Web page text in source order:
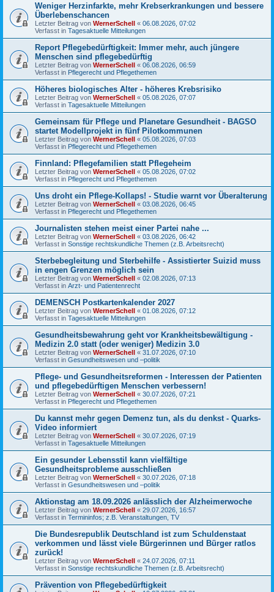
Weniger Herzinfarkte, mehr Krebserkrankungen und bessere
Überlebenschancen
Letzter Beitrag von WernerSchell « 06.08.2026, 07:02
Verfasst in Tagesaktuelle Mitteilungen
Report Pflegebedürftigkeit: Immer mehr, auch jüngere
Menschen sind pflegebedürftig
Letzter Beitrag von WernerSchell « 06.08.2026, 06:59
Verfasst in Pflegerecht und Pflegethemen
Höheres biologisches Alter - höheres Krebsrisiko
Letzter Beitrag von WernerSchell « 05.08.2026, 07:07
Verfasst in Tagesaktuelle Mitteilungen
Gemeinsam für Pflege und Planetare Gesundheit - BAGSO
startet Modellprojekt in fünf Pilotkommunen
Letzter Beitrag von WernerSchell « 05.08.2026, 07:03
Verfasst in Pflegerecht und Pflegethemen
Finnland: Pflegefamilien statt Pflegeheim
Letzter Beitrag von WernerSchell « 05.08.2026, 07:02
Verfasst in Pflegerecht und Pflegethemen
Uns droht ein Pflege-Kollaps! - Studie warnt vor Überalterung
Letzter Beitrag von WernerSchell « 03.08.2026, 06:45
Verfasst in Pflegerecht und Pflegethemen
Journalisten stehen meist einer Partei nahe ...
Letzter Beitrag von WernerSchell « 03.08.2026, 06:42
Verfasst in Sonstige rechtskundliche Themen (z.B. Arbeitsrecht)
Sterbebegleitung und Sterbehilfe - Assistierter Suizid muss
in engen Grenzen möglich sein
Letzter Beitrag von WernerSchell « 02.08.2026, 07:13
Verfasst in Arzt- und Patientenrecht
DEMENSCH Postkartenkalender 2027
Letzter Beitrag von WernerSchell « 01.08.2026, 07:12
Verfasst in Tagesaktuelle Mitteilungen
Gesundheitsbewahrung geht vor Krankheitsbewältigung -
Medizin 2.0 statt (oder weniger) Medizin 3.0
Letzter Beitrag von WernerSchell « 31.07.2026, 07:10
Verfasst in Gesundheitswesen und –politik
Pflege- und Gesundheitsreformen - Interessen der Patienten
und pflegebedürftigen Menschen verbessern!
Letzter Beitrag von WernerSchell « 30.07.2026, 07:21
Verfasst in Pflegerecht und Pflegethemen
Du kannst mehr gegen Demenz tun, als du denkst - Quarks-
Video informiert
Letzter Beitrag von WernerSchell « 30.07.2026, 07:19
Verfasst in Tagesaktuelle Mitteilungen
Ein gesunder Lebensstil kann vielfältige
Gesundheitsprobleme ausschließen
Letzter Beitrag von WernerSchell « 30.07.2026, 07:18
Verfasst in Gesundheitswesen und –politik
Aktionstag am 18.09.2026 anlässlich der Alzheimerwoche
Letzter Beitrag von WernerSchell « 29.07.2026, 16:57
Verfasst in Termininfos; z.B. Veranstaltungen, TV
Die Bundesrepublik Deutschland ist zum Schuldenstaat
verkommen und lässt viele Bürgerinnen und Bürger ratlos
zurück!
Letzter Beitrag von WernerSchell « 24.07.2026, 07:11
Verfasst in Sonstige rechtskundliche Themen (z.B. Arbeitsrecht)
Prävention von Pflegebedürftigkeit